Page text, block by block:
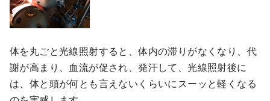
体を丸ごと光線照射すると、体内の滞りがなくなり、代
謝が高まり、血流が促され、発汗して、光線照射後に
は、体と頭が何とも言えないくらいにスーッと軽くなる